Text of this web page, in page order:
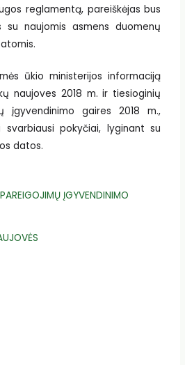
reglamentą, pareiškėjas bus
su naujomis asmens duomenų
ūkio ministerijos informaciją
naujoves 2018 m. ir tiesioginių
įgyvendinimo gaires 2018 m.,
svarbiausi pokyčiai, lyginant su
datos.
ĮGYVENDINIMO